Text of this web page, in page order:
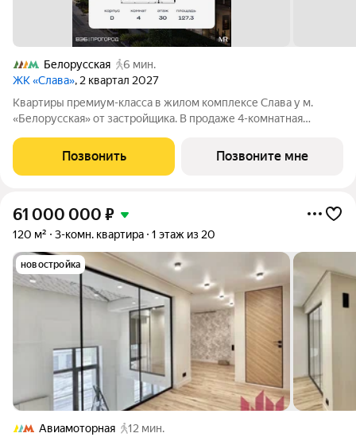
Белорусская
6 мин.
ЖК «Слава», 2 квартал 2027
Квартиры премиум-класса в жилом комплексе Слава у м.
«Белорусская» от застройщика. В продаже 4-комнатная
Новый современный жилой комплекс премиум-класса Слава
расположен в той части центра,
Позвонить Позвоните мне
61 000 000 ₽
120 м² 3-комн. квартира 1 этаж из 20
новостройка
Авиамоторная
12 мин.